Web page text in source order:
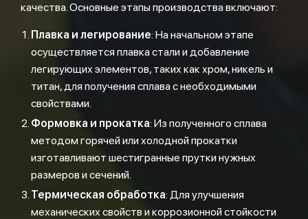
качества. Основные этапы производства включают:
Плавка и легирование: На начальном этапе
осуществляется плавка стали и добавление
легирующих элементов, таких как хром, никель и
титан, для получения сплава с необходимыми
свойствами.
Формовка и прокатка: Из полученного сплава
методом горячей или холодной прокатки
изготавливают шестигранные прутки нужных
размеров и сечений.
Термическая обработка: Для улучшения
механических свойств и коррозионной стойкости